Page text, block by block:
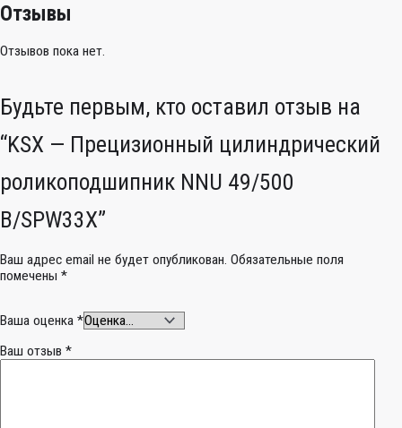
Отзывы
Отзывов пока нет.
Будьте первым, кто оставил отзыв на
“KSX — Прецизионный цилиндрический
роликоподшипник NNU 49/500
B/SPW33X”
Ваш адрес email не будет опубликован. Обязательные поля
помечены *
Ваша оценка *
Ваш отзыв *